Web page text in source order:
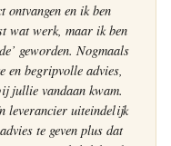
ontvangen en ik ben
wat werk, maar ik ben
geworden. Nogmaals
en begripvolle advies,
jullie vandaan kwam.
leverancier uiteindelijk
te geven plus dat